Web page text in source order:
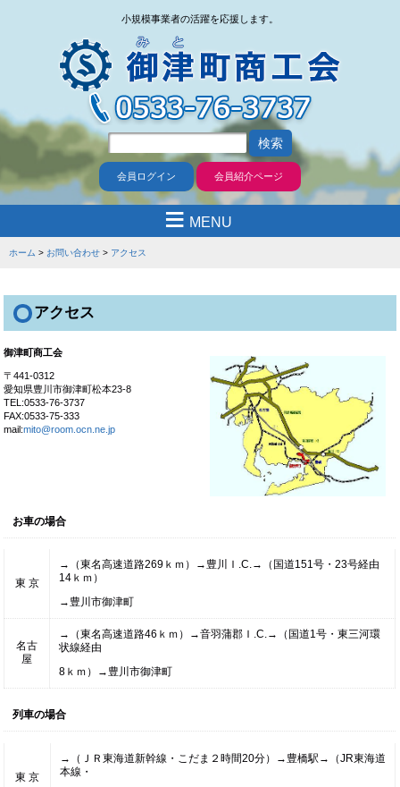
小規模事業者の活躍を応援します。
会員ログイン 会員紹介ページ
≡ MENU
ホーム お問い合わせ アクセス
アクセス
御津町商工会
〒441-0312
愛知県豊川市御津町松本23-8
TEL:0533-76-3737
FAX:0533-75-333
mail:mito@room.ocn.ne.jp
お車の場合
東 京
→（東名高速道路269ｋｍ）→豊川Ｉ.C.→（国道151号・23号経由
14ｋｍ）
→豊川市御津町
名古
屋
→（東名高速道路46ｋｍ）→音羽蒲郡Ｉ.C.→（国道1号・東三河環
状線経由
8ｋｍ）→豊川市御津町
列車の場合
東 京
→（ＪＲ東海道新幹線・こだま２時間20分）→豊橋駅→（JR東海道
本線・